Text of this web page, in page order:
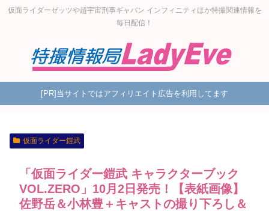
仮面ライダーゼッツや超宇宙刑事ギャバン インフィニティほか特撮関連情報を
毎日配信！
[PR]当サイトではアフィリエイト広告を利用してます
仮面ライダー鎧武
「仮面ライダー鎧武 キャラクターブック
VOL.ZERO」10月2日発売！【表紙画像】
佐野岳＆小林豊＋キャストの撮り下ろし＆